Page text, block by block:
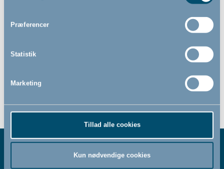
Præferencer
Statistik
Marketing
Tillad alle cookies
Kun nødvendige cookies